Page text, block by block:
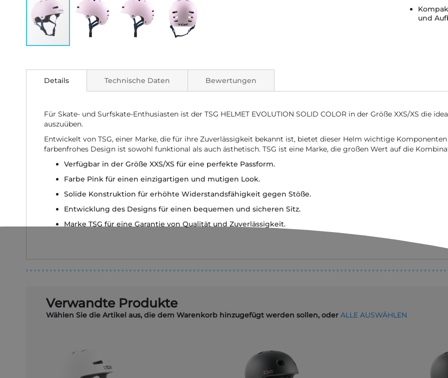
der
Bildgalerie
und
Details
Für Skate- und Surfskate-Enthusiasten ist der TSG HELMET EVOLUTION SOLID COLOR in der Größe XXS/XS die
auszuüben.
Entwickelt von TSG, einer Marke, die für ihre Zuverlässigkeit bekannt ist, bietet dieser Helm wichtige
farbenfrohes Design ist sowohl funktional als auch ästhetisch. TSG ist eine Marke, die großen Wert auf die
Verfügbar in der Größe XXS/XS für eine perfekte Passform.
Farbe Pink für einen einzigartigen und mutigen Look.
Solide Konstruktion für erhöhte Widerstandsfähigkeit gegen Stöße.
Entwicklung des Designs für einen bequemen und sicheren Sitz.
Marke TSG für eine Garantie von Qualität und Zuverlässigkeit.
Technische Daten Bewertungen
Verwandte Produkte
Wählen Sie die Artikel aus, die dem Warenkorb hinzugefügt werden sollen, oder ALLE AUSWÄHLEN